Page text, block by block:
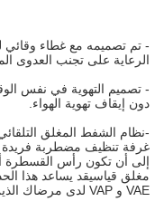
- تم تصميمه مع غطاء وقائي
الرعاية على تجنب العدوى
- تصميم التهوية في نفس
دون إيقاف تهوية الهواء.
-نظام الشفط المغلق
غرفة تنظيف مضطربة
مغلق قياسيقد يساعد هذا
VAE و VAP لدى مرضاك الذين يتم تنفيسهم.